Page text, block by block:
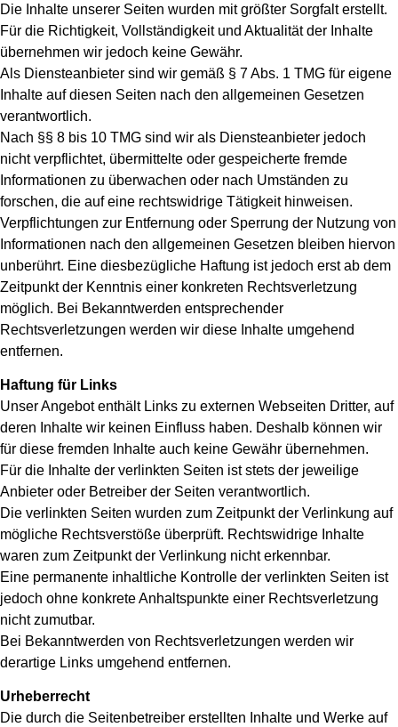
Die Inhalte unserer Seiten wurden mit größter Sorgfalt erstellt.
Für die Richtigkeit, Vollständigkeit und Aktualität der Inhalte
übernehmen wir jedoch keine Gewähr.
Als Diensteanbieter sind wir gemäß § 7 Abs. 1 TMG für eigene
Inhalte auf diesen Seiten nach den allgemeinen Gesetzen
verantwortlich.
Nach §§ 8 bis 10 TMG sind wir als Diensteanbieter jedoch
nicht verpflichtet, übermittelte oder gespeicherte fremde
Informationen zu überwachen oder nach Umständen zu
forschen, die auf eine rechtswidrige Tätigkeit hinweisen.
Verpflichtungen zur Entfernung oder Sperrung der Nutzung von
Informationen nach den allgemeinen Gesetzen bleiben hiervon
unberührt. Eine diesbezügliche Haftung ist jedoch erst ab dem
Zeitpunkt der Kenntnis einer konkreten Rechtsverletzung
möglich. Bei Bekanntwerden entsprechender
Rechtsverletzungen werden wir diese Inhalte umgehend
entfernen.
Haftung für Links
Unser Angebot enthält Links zu externen Webseiten Dritter, auf
deren Inhalte wir keinen Einfluss haben. Deshalb können wir
für diese fremden Inhalte auch keine Gewähr übernehmen.
Für die Inhalte der verlinkten Seiten ist stets der jeweilige
Anbieter oder Betreiber der Seiten verantwortlich.
Die verlinkten Seiten wurden zum Zeitpunkt der Verlinkung auf
mögliche Rechtsverstöße überprüft. Rechtswidrige Inhalte
waren zum Zeitpunkt der Verlinkung nicht erkennbar.
Eine permanente inhaltliche Kontrolle der verlinkten Seiten ist
jedoch ohne konkrete Anhaltspunkte einer Rechtsverletzung
nicht zumutbar.
Bei Bekanntwerden von Rechtsverletzungen werden wir
derartige Links umgehend entfernen.
Urheberrecht
Die durch die Seitenbetreiber erstellten Inhalte und Werke auf